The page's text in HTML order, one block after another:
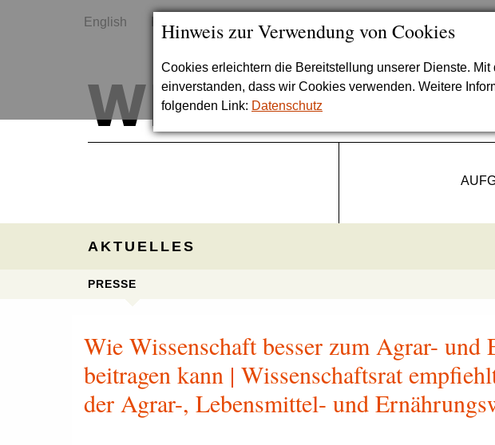
Hinweis zur Verwendung von Cookies
Cookies erleichtern die Bereitstellung unserer Dienste.
einverstanden, dass wir Cookies verwenden. Weitere
folgenden Link: Datenschutz
English
AKTUELLES
PRESSE
Wie Wissenschaft besser zum Agrar- und
beitragen kann | Wissenschaftsrat
der Agrar-, Lebensmittel- und